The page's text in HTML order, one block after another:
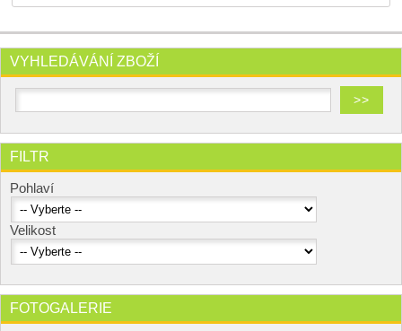
VYHLEDÁVÁNÍ ZBOŽÍ
FILTR
Pohlaví
Velikost
FOTOGALERIE